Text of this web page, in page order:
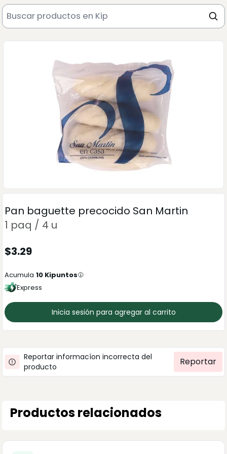
Pan baguette precocido San Martin
1 paq / 4 u
$3.29
Acumula 10 Kipuntos
Express
Inicia sesión para agregar al carrito
Reportar informacíon incorrecta del
producto
Reportar
Productos relacionados